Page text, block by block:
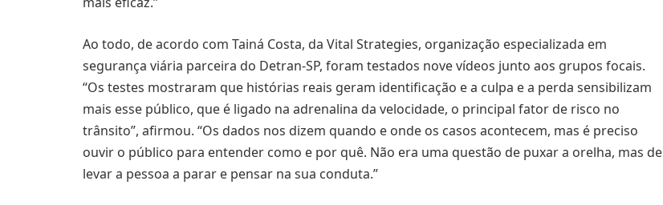
Ao todo, de acordo com Tainá Costa, da Vital Strategies, organização especializada em
segurança viária parceira do Detran-SP, foram testados nove vídeos junto aos grupos focais.
“Os testes mostraram que histórias reais geram identificação e a culpa e a perda sensibilizam
mais esse público, que é ligado na adrenalina da velocidade, o principal fator de risco no
trânsito”, afirmou. “Os dados nos dizem quando e onde os casos acontecem, mas é preciso
ouvir o público para entender como e por quê. Não era uma questão de puxar a orelha, mas de
levar a pessoa a parar e pensar na sua conduta.”